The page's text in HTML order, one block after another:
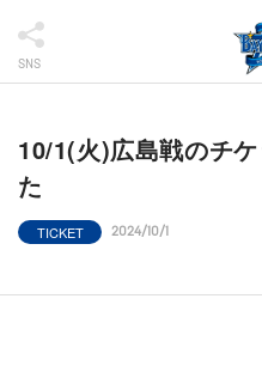
SNS
10/1(火)広島戦のチ
た
TICKET 2024/10/1